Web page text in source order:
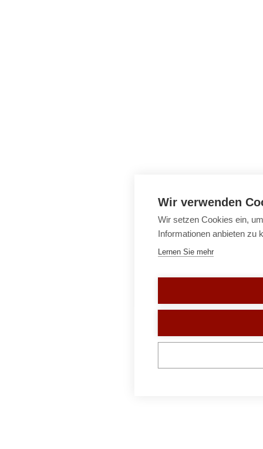
Wir verwenden
Wir setzen Cookies ein,
Informationen anbieten zu
Lernen Sie mehr